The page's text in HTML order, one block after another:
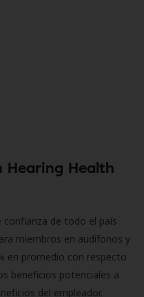
Hearing Health
confianza de todo el país
miembros en audífonos y
en promedio con respecto
beneficios potenciales a
del empleador.